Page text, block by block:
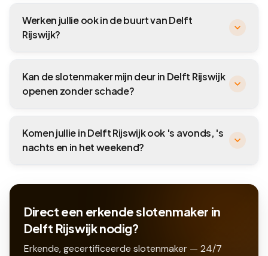
Werken jullie ook in de buurt van Delft
Rijswijk?
Kan de slotenmaker mijn deur in Delft Rijswijk
openen zonder schade?
Komen jullie in Delft Rijswijk ook 's avonds, 's
nachts en in het weekend?
Direct een erkende slotenmaker in
Delft Rijswijk nodig?
Erkende, gecertificeerde slotenmaker — 24/7